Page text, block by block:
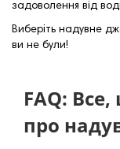
задоволення від
Виберіть надувне
ви не були!
FAQ:
про